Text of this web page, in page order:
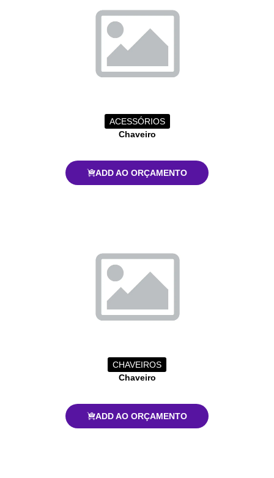
ACESSÓRIOS
Chaveiro
ADD AO ORÇAMENTO
CHAVEIROS
Chaveiro
ADD AO ORÇAMENTO